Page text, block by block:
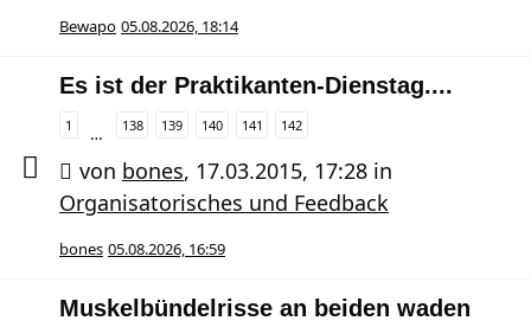
Bewapo 05.08.2026, 18:14
Es ist der Praktikanten-Dienstag....
1 … 138 139 140 141 142
von bones, 17.03.2015, 17:28 in
Organisatorisches und Feedback
bones 05.08.2026, 16:59
Muskelbündelrisse an beiden waden